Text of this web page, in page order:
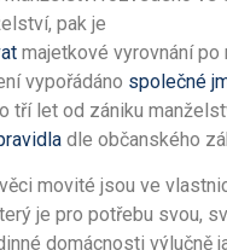
pak je
majetkové vyrovnání po
vypořádáno společné
tří let od zániku
dle občanského
movité jsou ve
je pro potřebu svou,
domácnosti výlučně